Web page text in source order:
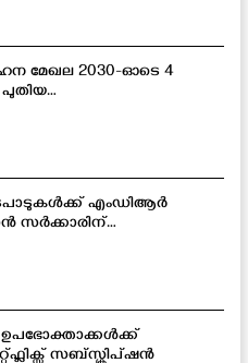
മേഖല 2030-ഓടെ 4
എംഡിആർ
സർക്കാരിന്
ഉപഭോക്താക്കൾക്ക്
സബ്സ്ക്രിപ്ഷൻ